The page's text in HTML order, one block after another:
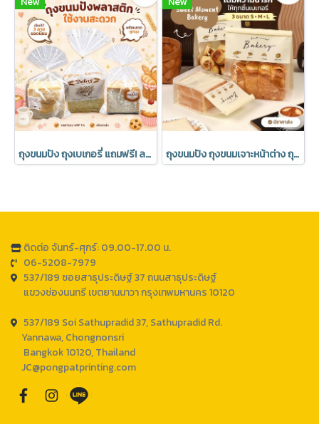
ถุงขนมปัง ถุงเบเกอรี่ แถมฟรี! ลวดปิดปากถุง มีราคาส่ง (1 แพค 50 ชิ้น) ถุงขนมปัง ถุงขนมเจาะหน้าต่าง ถุงเบเกอรี่ ซองขนม เจาะหน้าต่าง พร้อมลวดรัดที่ปากถุง มีราคาส่ง (1แพ็ค : 20 ชิ้น)
ติดต่อ จันทร์-ศุกร์: 09.00-17.00 น.
06-5208-7979
537/189 ซอยสาธุประดิษฐ์ 37 ถนนสาธุประดิษฐ์
แขวงช่องนนทรี เขตยานนาวา กรุงเทพมหานคร 10120
537/189 Soi Sathupradid 37, Sathupradid Rd.
Yannawa, Chongnonsri
Bangkok 10120, Thailand
JC@pongpatprinting.com